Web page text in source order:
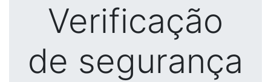
Verificação
de segurança